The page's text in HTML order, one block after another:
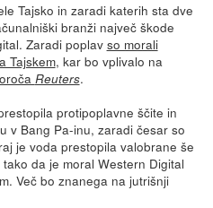
Tajsko in zaradi katerih sta dve
branži največ škode
Zaradi poplav so morali
Tajskem, kar bo vplivalo na
Reuters.
protipoplavne ščite in
v Bang Pa-inu, zaradi česar so
je voda prestopila valobrane še
da je moral Western Digital
Več bo znanega na jutrišnji